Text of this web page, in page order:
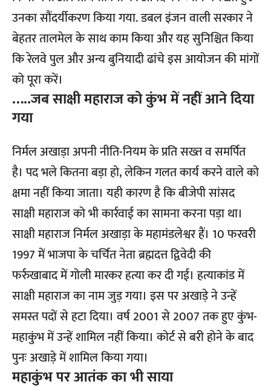
उनका सौंदर्यीकरण किया गया. डबल इंजन वाली सरकार ने
बेहतर तालमेल के साथ काम किया और यह सुनिश्चित किया
कि रेलवे पुल और अन्य बुनियादी ढांचे इस आयोजन की मांगों
को पूरा करें।
…..जब साक्षी महाराज को कुंभ में नहीं आने दिया
गया
निर्मल अखाड़ा अपनी नीति-नियम के प्रति सख्त व समर्पित
है। पद भले कितना बड़ा हो, लेकिन गलत कार्य करने वाले को
क्षमा नहीं किया जाता। यही कारण है कि बीजेपी सांसद
साक्षी महाराज को भी कार्रवाई का सामना करना पड़ा था।
साक्षी महाराज निर्मल अखाड़ा के महामंडलेश्वर हैं। 10 फरवरी
1997 में भाजपा के चर्चित नेता ब्रह्मदत्त द्विवेदी की
फर्रुखाबाद में गोली मारकर हत्या कर दी गई। हत्याकांड में
साक्षी महाराज का नाम जुड़ गया। इस पर अखाड़े ने उन्हें
समस्त पदों से हटा दिया। वर्ष 2001 से 2007 तक हुए कुंभ-
महाकुंभ में उन्हें शामिल नहीं किया। कोर्ट से बरी होने के बाद
पुनः अखाड़े में शामिल किया गया।
महाकुंभ पर आतंक का भी साया